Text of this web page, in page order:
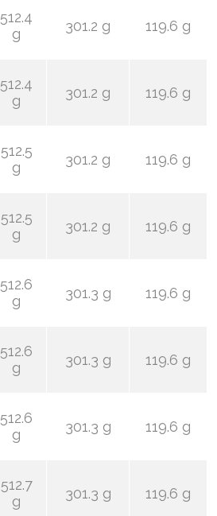
512.4
g
301.2 g 119.6 g
512.4
g
301.2 g 119.6 g
512.5
g
301.2 g 119.6 g
512.5
g
301.2 g 119.6 g
512.6
g
301.3 g 119.6 g
512.6
g
301.3 g 119.6 g
512.6
g
301.3 g 119.6 g
512.7
g
301.3 g 119.6 g